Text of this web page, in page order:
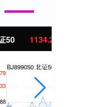
1.01%